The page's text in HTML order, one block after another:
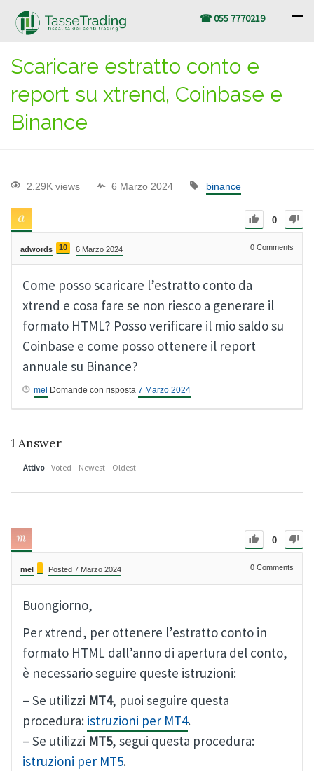
☎ 055 7770219
Scaricare estratto conto e
report su xtrend, Coinbase e
Binance
2.29K views 6 Marzo 2024 binance
0
adwords 10 6 Marzo 2024 0 Comments
Come posso scaricare l’estratto conto da
xtrend e cosa fare se non riesco a generare il
formato HTML? Posso verificare il mio saldo su
Coinbase e come posso ottenere il report
annuale su Binance?
mel Domande con risposta 7 Marzo 2024
1 Answer
Attivo Voted Newest Oldest
0
mel Posted 7 Marzo 2024 0 Comments
Buongiorno,
Per xtrend, per ottenere l’estratto conto in
formato HTML dall’anno di apertura del conto,
è necessario seguire queste istruzioni:
– Se utilizzi MT4, puoi seguire questa
procedura: istruzioni per MT4.
– Se utilizzi MT5, segui questa procedura:
istruzioni per MT5.